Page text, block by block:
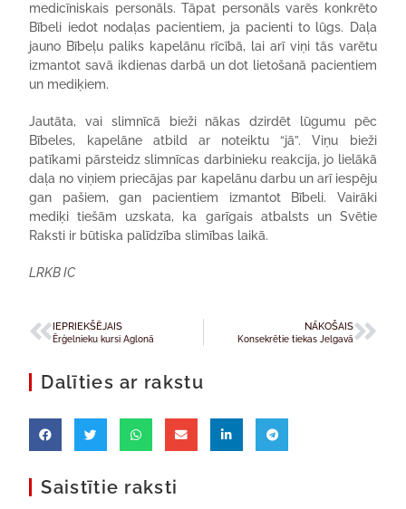
medicīniskais personāls. Tāpat personāls varēs konkrēto
Bībeli iedot nodaļas pacientiem, ja pacienti to lūgs. Daļa
jauno Bībeļu paliks kapelānu rīcībā, lai arī viņi tās varētu
izmantot savā ikdienas darbā un dot lietošanā pacientiem
un mediķiem.
Jautāta, vai slimnīcā bieži nākas dzirdēt lūgumu pēc
Bībeles, kapelāne atbild ar noteiktu “jā”. Viņu bieži
patīkami pārsteidz slimnīcas darbinieku reakcija, jo lielākā
daļa no viņiem priecājas par kapelānu darbu un arī iespēju
gan pašiem, gan pacientiem izmantot Bībeli. Vairāki
mediķi tiešām uzskata, ka garīgais atbalsts un Svētie
Raksti ir būtiska palīdzība slimības laikā.
LRKB IC
IEPRIEKŠĒJAIS
Ērģelnieku kursi Aglonā
NĀKOŠAIS
Konsekrētie tiekas Jelgavā
Dalīties ar rakstu
Saistītie raksti